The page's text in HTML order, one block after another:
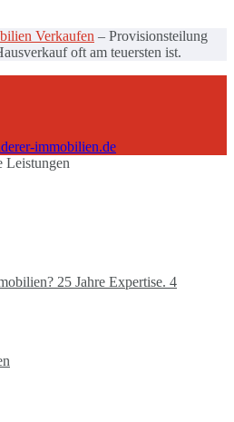
Verkaufen – Provisionsteilung
oft am teuersten ist.
immobilien.de
Leistungen
25 Jahre Expertise. 4